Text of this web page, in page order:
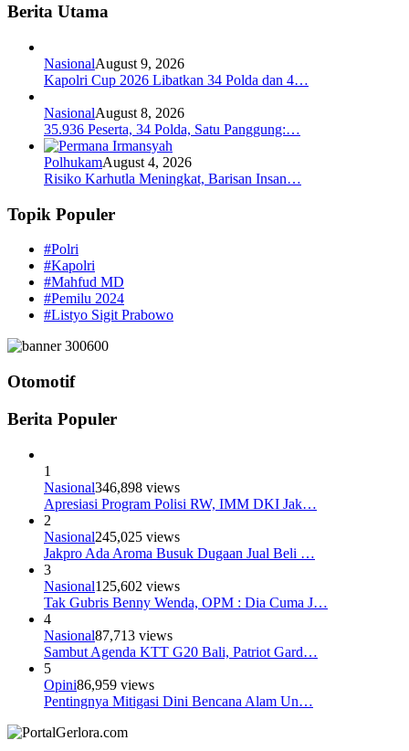
Berita Utama
NasionalAugust 9, 2026
Kapolri Cup 2026 Libatkan 34 Polda dan 4…
NasionalAugust 8, 2026
35.936 Peserta, 34 Polda, Satu Panggung:…
PolhukamAugust 4, 2026
Risiko Karhutla Meningkat, Barisan Insan…
Topik Populer
#Polri
#Kapolri
#Mahfud MD
#Pemilu 2024
#Listyo Sigit Prabowo
Otomotif
Berita Populer
1
Nasional346,898 views
Apresiasi Program Polisi RW, IMM DKI Jak…
2
Nasional245,025 views
Jakpro Ada Aroma Busuk Dugaan Jual Beli …
3
Nasional125,602 views
Tak Gubris Benny Wenda, OPM : Dia Cuma J…
4
Nasional87,713 views
Sambut Agenda KTT G20 Bali, Patriot Gard…
5
Opini86,959 views
Pentingnya Mitigasi Dini Bencana Alam Un…